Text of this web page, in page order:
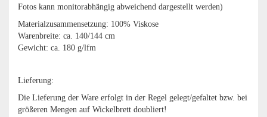
Fotos kann monitorabhängig abweichend dargestellt werden)
Materialzusammensetzung: 100% Viskose
Warenbreite: ca. 140/144 cm
Gewicht: ca. 180 g/lfm
Lieferung:
Die Lieferung der Ware erfolgt in der Regel gelegt/gefaltet bzw. bei
größeren Mengen auf Wickelbrett doubliert!